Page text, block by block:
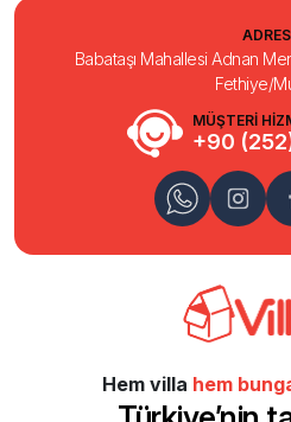
MÜŞTERİ
+90
ADRES
Babataşı Mahallesi Adnan
Fethiye/
Hem villa hem